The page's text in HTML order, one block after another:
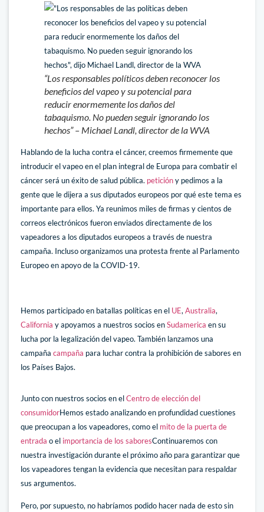
“Los responsables políticos deben reconocer los
beneficios del vapeo y su potencial para
reducir enormemente los daños del
tabaquismo. No pueden seguir ignorando los
hechos” – Michael Landl, director de la WVA
Hablando de la lucha contra el cáncer, creemos firmemente que
introducir el vapeo en el plan integral de Europa para combatir el
cáncer será un éxito de salud pública. peticióny pedimos a la
gente que le dijera a sus diputados europeos por qué este tema es
importante para ellos. Ya reunimos miles de firmas y cientos de
correos electrónicos fueron enviados directamente de los
vapeadores a los diputados europeos a través de nuestra
campaña. Incluso organizamos una protesta frente al Parlamento
Europeo en apoyo de la COVID-19.
Hemos participado en batallas políticas en el UE, Australia,
California y apoyamos a nuestros socios enSudamerica en su
lucha por la legalización del vapeo. También lanzamos una
campaña campaña para luchar contra la prohibición de sabores en
los Países Bajos.
Junto con nuestros socios en elCentro de elección del
consumidorHemos estado analizando en profundidad cuestiones
que preocupan a los vapeadores, como el mito de la puerta de
entrada o el importancia de los saboresContinuaremos con
nuestra investigación durante el próximo año para garantizar que
los vapeadores tengan la evidencia que necesitan para respaldar
sus argumentos.
Pero, por supuesto, no habríamos podido hacer nada de esto sin